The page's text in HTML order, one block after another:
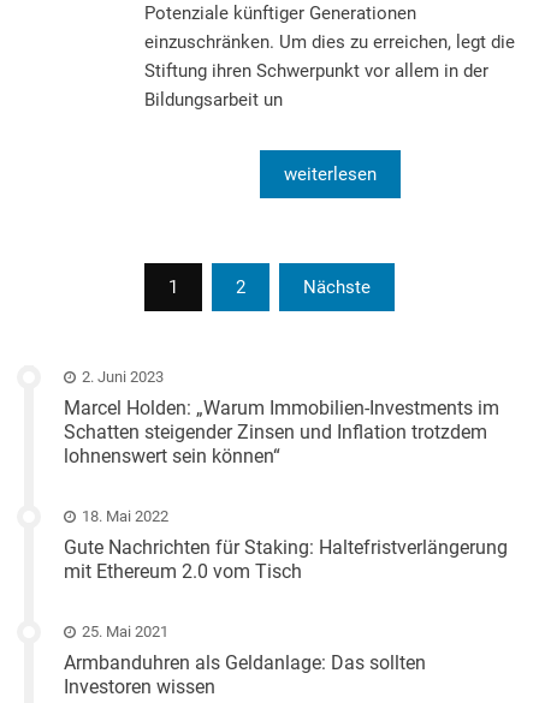
Potenziale künftiger Generationen
einzuschränken. Um dies zu erreichen, legt die
Stiftung ihren Schwerpunkt vor allem in der
Bildungsarbeit un
weiterlesen
Beitragsnavigation
1 2 Nächste
2. Juni 2023
Marcel Holden: „Warum Immobilien-Investments im
Schatten steigender Zinsen und Inflation trotzdem
lohnenswert sein können“
18. Mai 2022
Gute Nachrichten für Staking: Haltefristverlängerung
mit Ethereum 2.0 vom Tisch
25. Mai 2021
Armbanduhren als Geldanlage: Das sollten
Investoren wissen